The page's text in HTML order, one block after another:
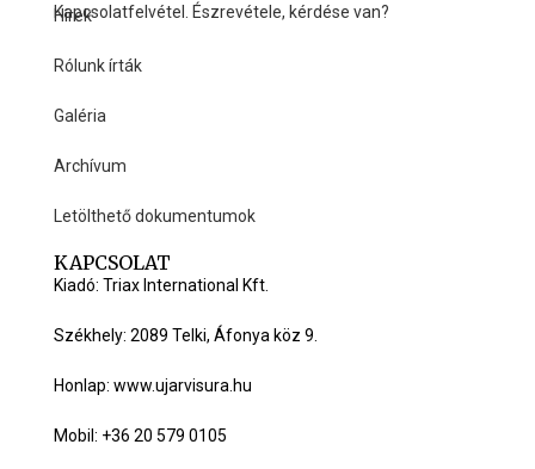
Kapcsolatfelvétel. Észrevétele, kérdése van?
Hírek
Rólunk írták
Galéria
Archívum
Letölthető dokumentumok
KAPCSOLAT
Kiadó: Triax International Kft.
Székhely: 2089 Telki, Áfonya köz 9.
Honlap: www.ujarvisura.hu
Mobil: +36 20 579 0105